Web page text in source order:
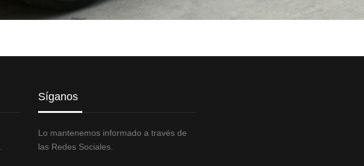
Síganos
Lo mantenemos informado a través de
las Redes Sociales.